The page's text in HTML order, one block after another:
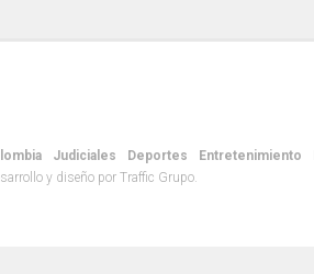
Judiciales Deportes Entretenimiento
y diseño por Traffic Grupo.